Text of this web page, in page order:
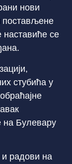
нови
постављене
се
стубића у
на Булевару
радови на